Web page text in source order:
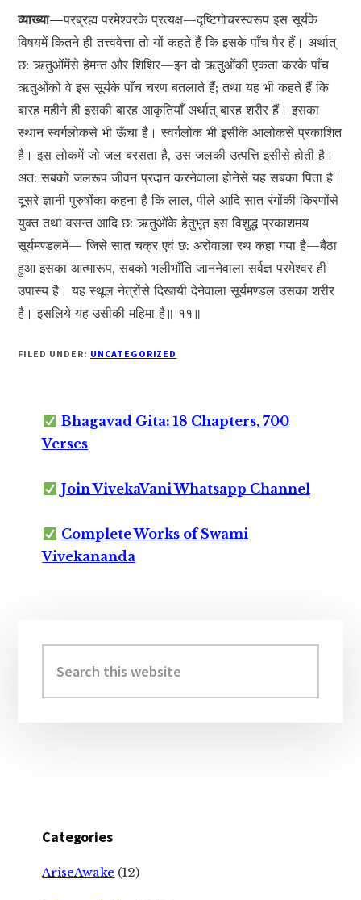
व्याख्या—परब्रह्म परमेश्वरके प्रत्यक्ष—दृष्टिगोचरस्वरूप इस सूर्यके
विषयमें कितने ही तत्त्ववेत्ता तो यों कहते हैं कि इसके पाँच पैर हैं। अर्थात्
छ: ऋतुओंमेंसे हेमन्त और शिशिर—इन दो ऋतुओंकी एकता करके पाँच
ऋतुओंको वे इस सूर्यके पाँच चरण बतलाते हैं; तथा यह भी कहते हैं कि
बारह महीने ही इसकी बारह आकृतियाँ अर्थात् बारह शरीर हैं। इसका
स्थान स्वर्गलोकसे भी ऊँचा है। स्वर्गलोक भी इसीके आलोकसे प्रकाशित
है। इस लोकमें जो जल बरसता है, उस जलकी उत्पत्ति इसीसे होती है।
अत: सबको जलरूप जीवन प्रदान करनेवाला होनेसे यह सबका पिता है।
दूसरे ज्ञानी पुरुषोंका कहना है कि लाल, पीले आदि सात रंगोंकी किरणोंसे
युक्त तथा वसन्त आदि छ: ऋतुओंके हेतुभूत इस विशुद्ध प्रकाशमय
सूर्यमण्डलमें— जिसे सात चक्र एवं छ: अरोंवाला रथ कहा गया है—बैठा
हुआ इसका आत्मारूप, सबको भलीभाँति जाननेवाला सर्वज्ञ परमेश्वर ही
उपास्य है। यह स्थूल नेत्रोंसे दिखायी देनेवाला सूर्यमण्डल उसका शरीर
है। इसलिये यह उसीकी महिमा है॥ ११॥
FILED UNDER: UNCATEGORIZED
Bhagavad Gita: 18 Chapters, 700
Verses
Join VivekaVani Whatsapp Channel
Complete Works of Swami
Vivekananda
Sidebar
this
website
Categories
AriseAwake (12)